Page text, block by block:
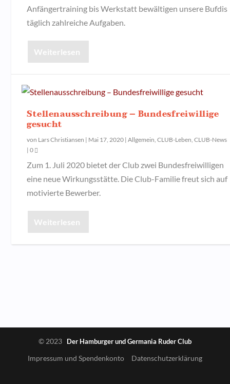
Anfängertraining bis Werkstatt bewältigen unsere Bufdis
täglich zahlreiche Aufgaben.
Weiterlesen
Stellenausschreibung – Bundesfreiwillige
gesucht
von Lars Christiansen | Mai 17, 2020 |Allgemein,CLUB-Leben,CLUB-News
|0
Zum 1. Juli 2020 bietet der Club zwei Bundesfreiwilligen
eine neue Wirkungsstätte. Die Club-Familie freut sich auf
motivierte Bewerber.
Weiterlesen
© 2023 Der Hamburger und Germania Ruder Club
Impressum und Spendenkonto Datenschutzerklärung